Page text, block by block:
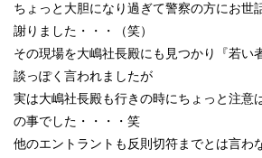
ちょっと大胆になり過ぎて警察の方にお世
謝りました・・・（笑）
その現場を大嶋社長殿にも見つかり『若い
談っぽく言われましたが
実は大嶋社長殿も行きの時にちょっと注意
の事でした・・・・笑
他のエントラントも反則切符までとは言わ